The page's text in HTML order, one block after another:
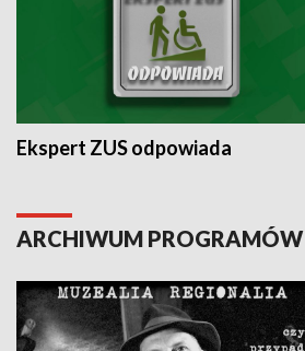
Ekspert ZUS odpowiada
ARCHIWUM PROGRAMÓW